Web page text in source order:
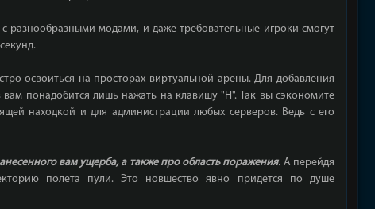
разнообразными модами, и даже требовательные игроки смогут
освоиться на просторах виртуальной арены. Для добавления
понадобится лишь нажать на клавишу "Н". Так вы сэкономите
находкой и для администрации любых серверов. Ведь с его
вам ущерба, а также про область поражения. А перейдя
полета пули. Это новшество явно придется по душе